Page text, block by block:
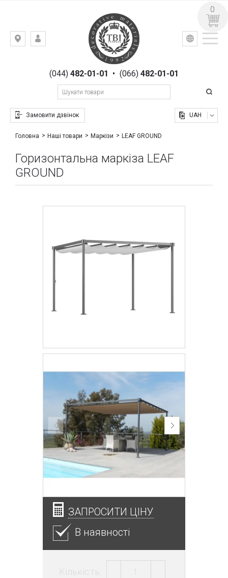
Київ,
Гоголівська,(044)482-01-01 • (066) 482-01-01
Замовити дзвінок
УКР РУС
UAH
0
Головна Наші товари Маркізи LEAF GROUND
Горизонтальна маркіза LEAF
GROUND
ЗАПРОСИТИ ЦІНУ
В наявності
Кількість: